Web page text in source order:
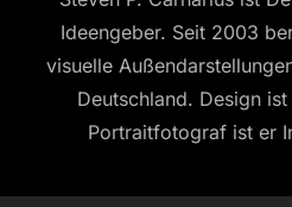
Ideengeber. Seit 2003
visuelle
Deutschland. Design
Portraitfotograf ist er